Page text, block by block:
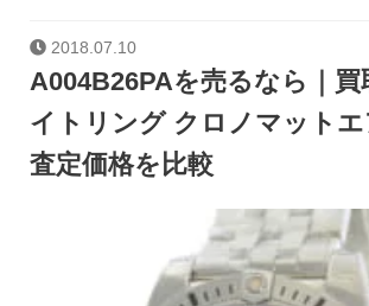
2018.07.10
A004B26PAを売るなら｜買
イトリング クロノマット
査定価格を比較